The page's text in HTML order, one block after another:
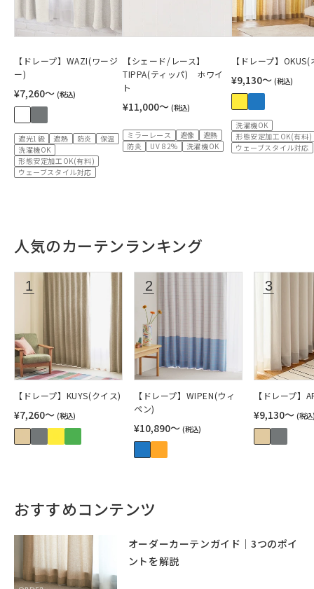
【ドレープ】WAZI(ワージ
ー)
¥7,260〜 (税込)
遮光1級 遮熱 防炎
保温
洗濯機OK
形態安定加工OK(有料)
ウェーブスタイル対応
【シェード/レース】
TIPPA(ティッパ) ホワイ
ト
¥11,000〜 (税込)
ミラーレース 遮像
遮熱
防炎
UV 82% 洗濯機OK
【ドレープ】
¥9,130〜 (税込)
洗濯機OK
形態安定加工OK(有料)
ウェーブスタイル対応
人気のカーテンランキング
【ドレープ】KUYS(クイス)
¥7,260〜 (税込)
【ドレープ】WIPEN(ウィ
ペン)
¥10,890〜 (税込)
【ドレープ】
¥9,130〜 (税込)
おすすめコンテンツ
オーダーカーテンガイド｜3つのポイ
ントを解説